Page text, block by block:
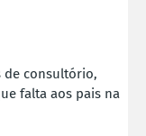
de consultório,
falta aos pais na